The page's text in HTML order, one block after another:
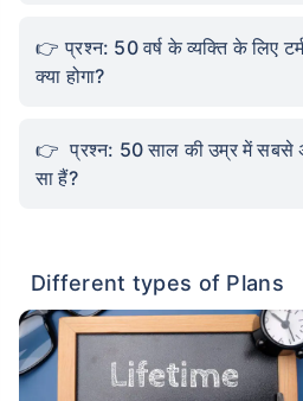
प्रश्न: 50 वर्ष के व्यक्ति के लिए
क्या होगा?
प्रश्न: 50 साल की उम्र में सबसे
सा हैं?
Different types of Plans